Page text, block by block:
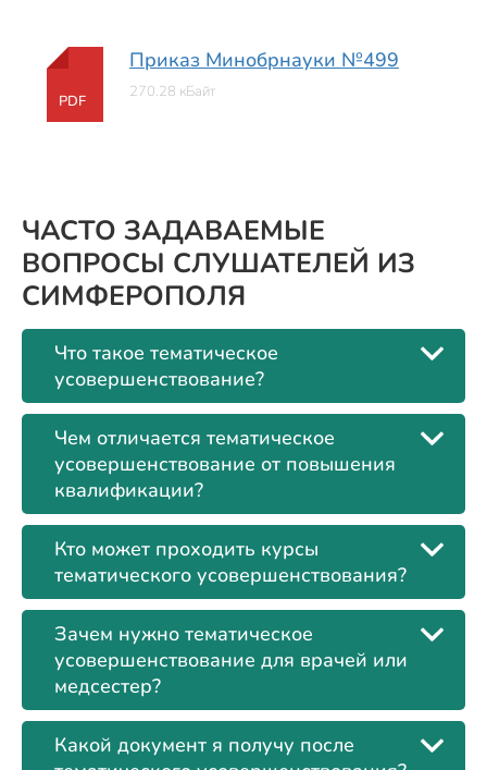
PDF
Приказ Минобрнауки №499
270.28 кБайт
ЧАСТО ЗАДАВАЕМЫЕ
ВОПРОСЫ СЛУШАТЕЛЕЙ ИЗ
СИМФЕРОПОЛЯ
Что такое тематическое
усовершенствование?
Чем отличается тематическое
усовершенствование от повышения
квалификации?
Кто может проходить курсы
тематического усовершенствования?
Зачем нужно тематическое
усовершенствование для врачей или
медсестер?
Какой документ я получу после